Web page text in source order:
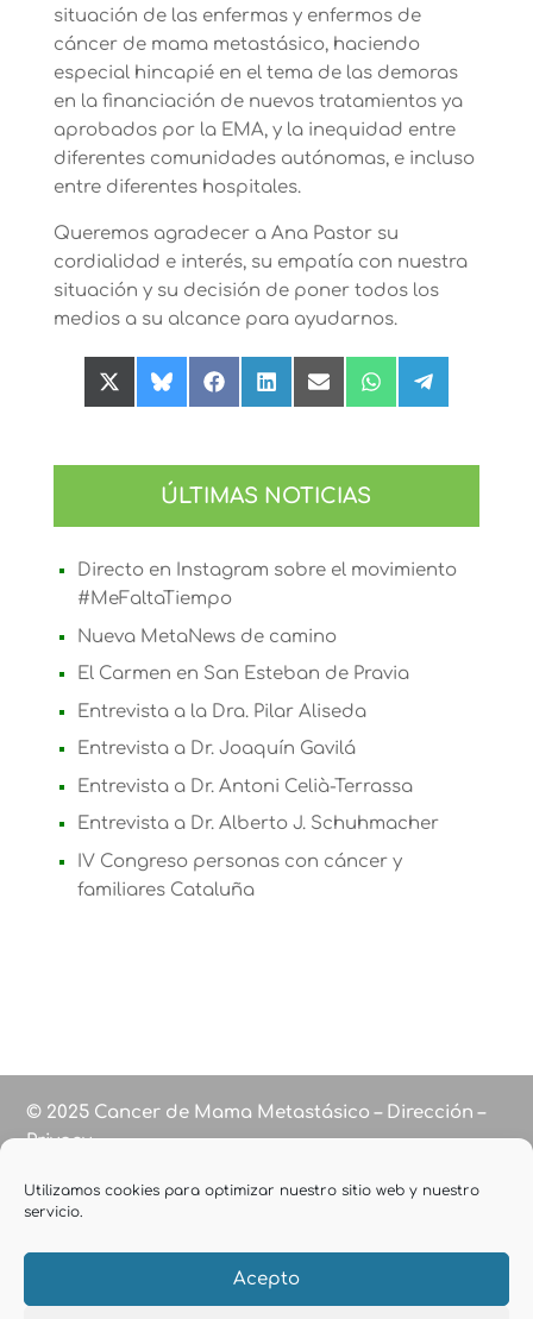
Utilizamos cookies para optimizar nuestro sitio web y nuestro
servicio.
Acepto
situación de las enfermas y enfermos de
cáncer de mama metastásico, haciendo
especial hincapié en el tema de las demoras
en la financiación de nuevos tratamientos ya
aprobados por la EMA, y la inequidad entre
diferentes comunidades autónomas, e incluso
entre diferentes hospitales.
Queremos agradecer a Ana Pastor su
cordialidad e interés, su empatía con nuestra
situación y su decisión de poner todos los
medios a su alcance para ayudarnos.
Compartir
en
Compartir
en
Compartir
en
Compartir
en
Compartir
en
Compartir
en
Compartir
en
ÚLTIMAS NOTICIAS
Directo en Instagram sobre el movimiento
#MeFaltaTiempo
Nueva MetaNews de camino
El Carmen en San Esteban de Pravia
Entrevista a la Dra. Pilar Aliseda
Entrevista a Dr. Joaquín Gavilá
Entrevista a Dr. Antoni Celià-Terrassa
Entrevista a Dr. Alberto J. Schuhmacher
IV Congreso personas con cáncer y
familiares Cataluña
© 2025 Cancer de Mama Metastásico – Dirección –
Privacy